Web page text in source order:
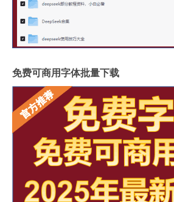
免费可商用字体批量下载